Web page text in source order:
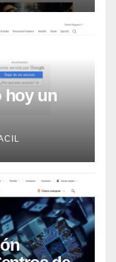
hoy un